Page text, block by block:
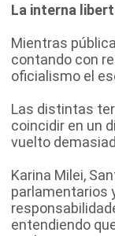
La interna
Mientras
contando con
oficialismo el
Las distintas
coincidir en un
vuelto
Karina Milei,
parlamentarios
entendiendo